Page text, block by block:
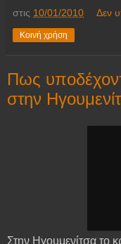
στις 10/01/2010 Δεν
Κοινή χρήση
Πως
στην
Στην Ηγουμενίτσα το